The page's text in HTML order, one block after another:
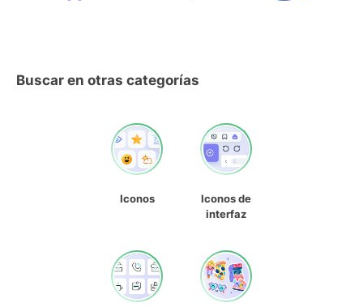
Buscar en otras categorías
Iconos
Iconos de
interfaz